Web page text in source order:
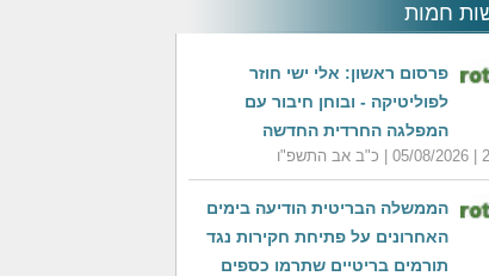
חמות
פרסום ראשון: אלי ישי חוזר
לפוליטיקה - ובוחן חיבור עם
המפלגה החרדית החדשה
‏הממשלה הבריטית הודיעה בימים
האחרונים על פתיחת חקירות נגד
תורמים בריטיים שתרמו כספים